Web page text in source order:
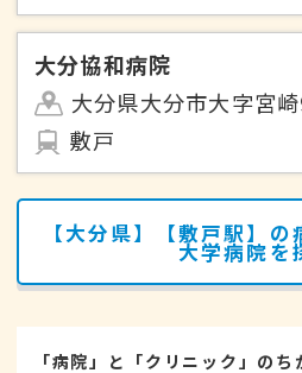
大分協和病院
大分県大分市大字宮
敷戸
【大分県】【敷戸駅】の
大学病院を
「病院」と「クリニック」のち